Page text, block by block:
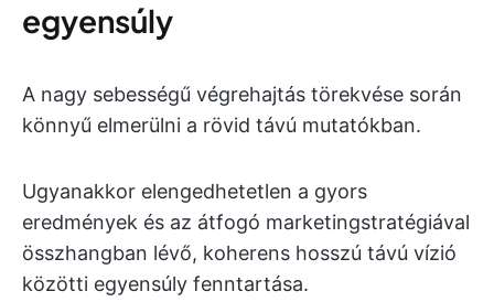
egyensúly
A nagy sebességű végrehajtás törekvése során
könnyű elmerülni a rövid távú mutatókban.
Ugyanakkor elengedhetetlen a gyors
eredmények és az átfogó marketingstratégiával
összhangban lévő, koherens hosszú távú vízió
közötti egyensúly fenntartása.